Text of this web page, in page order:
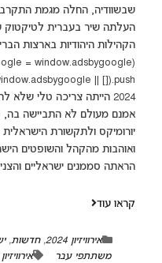
שבשוודיה, החלה מגמת
העלתה שיר בעברית לטיקטוק
הקהילות היהודיות בארצות
2024 הייתה צריכה טלי
אמנם מעולם לא התביישה בה,
ואוהבות מהקהל והשופטים
הראתה סממנים ישראליים
קראו עוד
אירוויזיון 2024 ,חדשות,
משתתפי עבר
אירוויזיון 2024